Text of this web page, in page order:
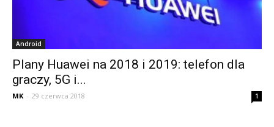
Android
Plany Huawei na 2018 i 2019: telefon dla
graczy, 5G i...
MK - 29 czerwca 2018 1